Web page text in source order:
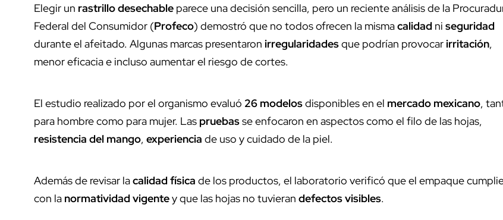
Elegir un rastrillo desechable parece una decisión sencilla, pero un reciente análisis de la
Federal del Consumidor (Profeco) demostró que no todos ofrecen la mismacalidad ni seguridad
durante el afeitado. Algunas marcas presentaron irregularidadesque podrían provocarirritación,
menor eficacia e incluso aumentar el riesgo de cortes.
El estudio realizado por el organismo evaluó 26 modelosdisponibles en el mercado mexicano,
para hombre como para mujer. Las pruebasse enfocaron en aspectos como el filo de las hojas,
resistencia del mango, experiencia de uso y cuidado de la piel.
Además de revisar lacalidad física de los productos, el laboratorio verificó que el empaque
con la normatividad vigentey que las hojas no tuvieran defectos visibles.